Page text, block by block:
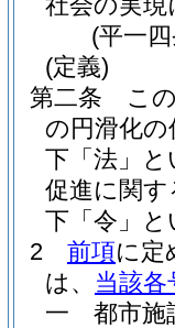
(平一
(定義)
第二条
こ
の円滑化
下「法」と
促進に関
下「令」と
2
前項に定
は、 当該各
一
都市